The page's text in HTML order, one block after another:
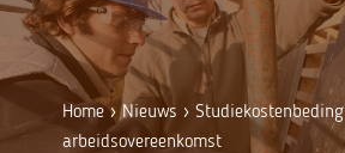
Home›Nieuws ›Studiekostenbeding
arbeidsovereenkomst